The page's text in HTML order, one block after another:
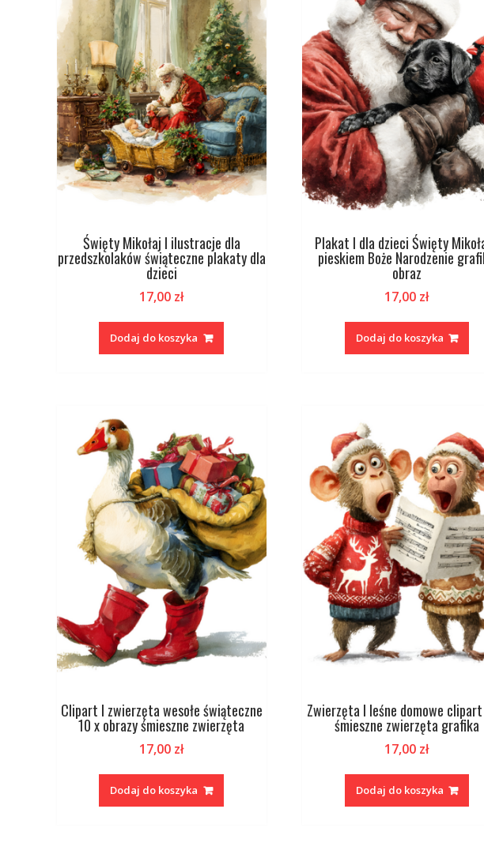
Święty Mikołaj I ilustracje dla
przedszkolaków świąteczne plakaty dla
dzieci
17,00 zł
Dodaj do koszyka
Plakat I dla dzieci Święty
pieskiem Boże Narodzenie
obraz
17,00 zł
Dodaj do koszyka
Clipart I zwierzęta wesołe świąteczne
10 x obrazy śmieszne zwierzęta
17,00 zł
Dodaj do koszyka
Zwierzęta I leśne domowe
śmieszne zwierzęta grafika
17,00 zł
Dodaj do koszyka